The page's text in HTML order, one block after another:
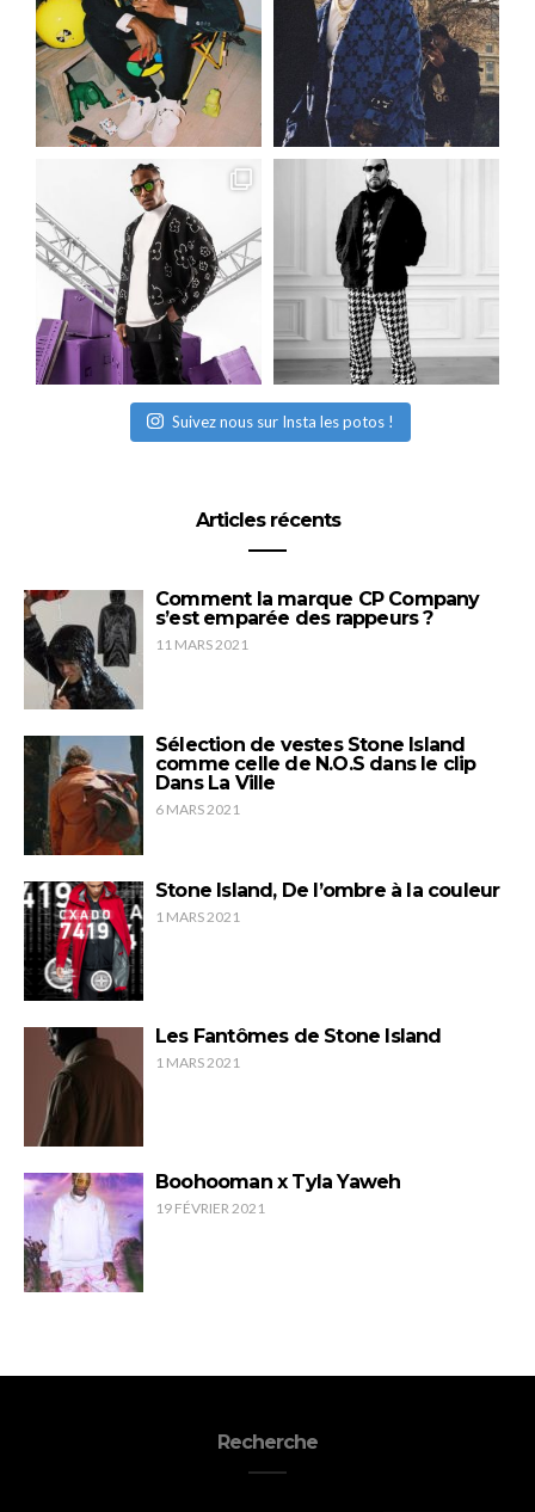
Suivez nous sur Insta les potos !
Articles récents
Comment la marque CP Company
s’est emparée des rappeurs ?
11 MARS 2021
Sélection de vestes Stone Island
comme celle de N.O.S dans le clip
Dans La Ville
6 MARS 2021
Stone Island, De l’ombre à la couleur
1 MARS 2021
Les Fantômes de Stone Island
1 MARS 2021
Boohooman x Tyla Yaweh
19 FÉVRIER 2021
Recherche